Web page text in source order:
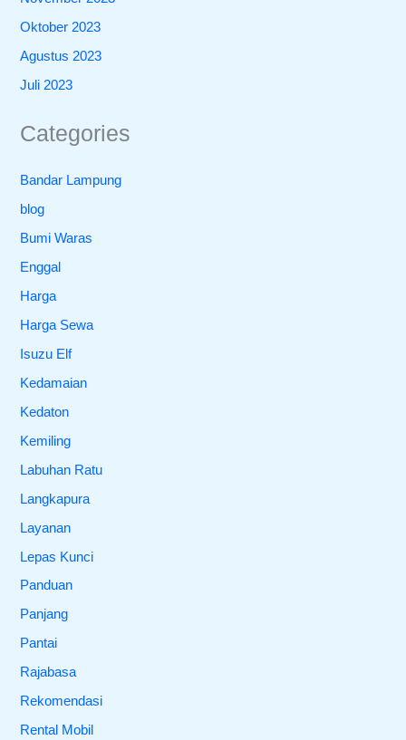
Oktober 2023
Agustus 2023
Juli 2023
Categories
Bandar Lampung
blog
Bumi Waras
Enggal
Harga
Harga Sewa
Isuzu Elf
Kedamaian
Kedaton
Kemiling
Labuhan Ratu
Langkapura
Layanan
Lepas Kunci
Panduan
Panjang
Pantai
Rajabasa
Rekomendasi
Rental Mobil